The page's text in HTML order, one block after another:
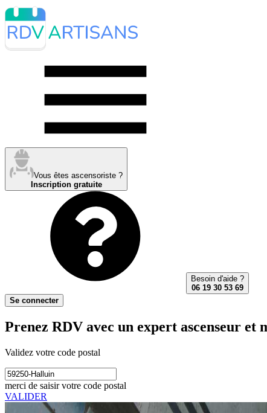
Vous êtes ascensoriste ?
Inscription gratuite
Besoin d'aide ?
06 19 30 53 69
Se connecter
Prenez RDV avec un expert ascenseur et
Validez votre code postal
merci de saisir votre code postal
VALIDER